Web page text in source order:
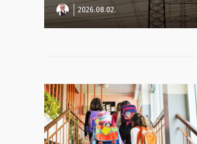
2026.08.02.